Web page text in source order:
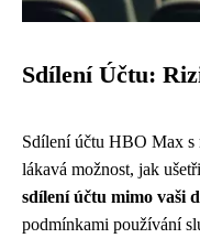
Sdílení Účtu:
Sdílení účtu HBO Max s
lákavá možnost, jak
sdílení účtu mimo vaši
podmínkami používání